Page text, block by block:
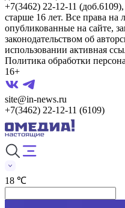
+7(3462) 22-12-11
старше 16 лет. Все права на
опубликованные на сайте,
законодательством об
использовании активная
Политика обработки
16+
site@in-news.ru
+7(3462) 22-12-11 (6109)
18 ℃